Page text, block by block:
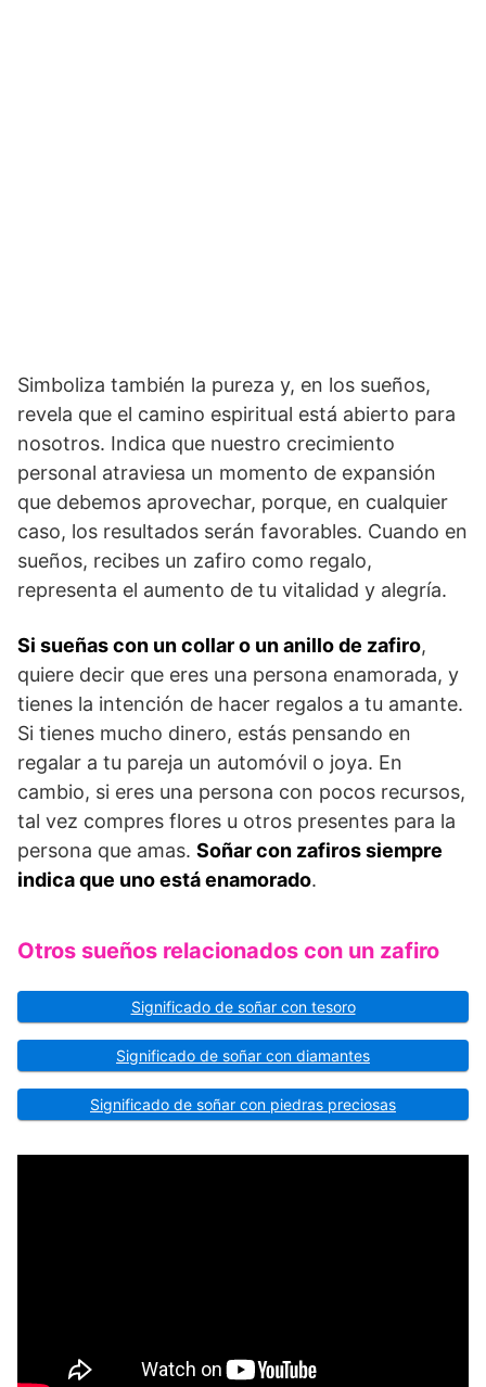
Simboliza también la pureza y, en los sueños,
revela que el camino espiritual está abier­to para
nosotros. Indica que nuestro crecimiento
personal atraviesa un momento de expansión
que debemos aprovechar, porque, en cualquier
caso, los resultados serán favorables. Cuando en
sueños, recibes un zafiro como regalo,
representa el aumento de tu vitalidad y alegría.
Si sueñas con un collar o un anillo de zafiro,
quiere decir que eres una persona enamorada, y
tienes la intención de hacer regalos a tu amante.
Si tienes mucho dinero, estás pensando en
regalar a tu pareja un automóvil o joya. En
cambio, si eres una persona con pocos recursos,
tal vez compres flores u otros presentes para la
persona que amas. Soñar con zafiros siempre
indica que uno está enamorado.
Otros sueños relacionados con un zafiro
Significado de soñar con tesoro
Significado de soñar con diamantes
Significado de soñar con piedras preciosas